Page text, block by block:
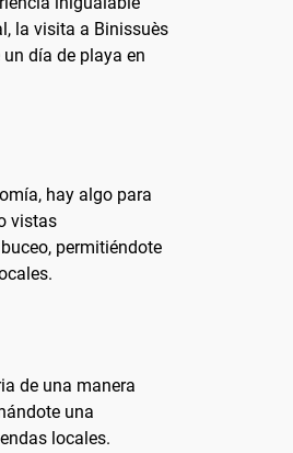
la visita a Binissuès
día de playa en
hay algo para
vistas
permitiéndote
de una manera
una
locales.